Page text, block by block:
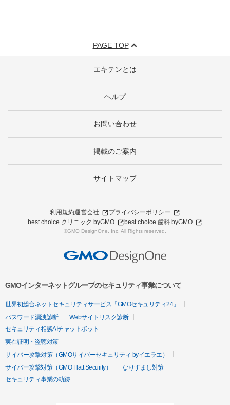
PAGE TOP
エキテンとは
ヘルプ
お問い合わせ
掲載のご案内
サイトマップ
利用規約運営会社
プライバシーポリシー
best choice クリニック byGMO
best choice 歯科 byGMO
©GMO DesignOne, Inc. All Rights reserved.
GMOインターネットグループのセキュリティ事業について
世界初総合ネットセキュリティサービス「GMOセキュリティ24」
パスワード漏洩診断
Webサイトリスク診断
セキュリティ相談AIチャットボット
実在証明・盗聴対策
サイバー攻撃対策（GMOサイバーセキュリティ byイエラエ）
サイバー攻撃対策（GMO Flatt Security）
なりすまし対策
セキュリティ事業の軌跡